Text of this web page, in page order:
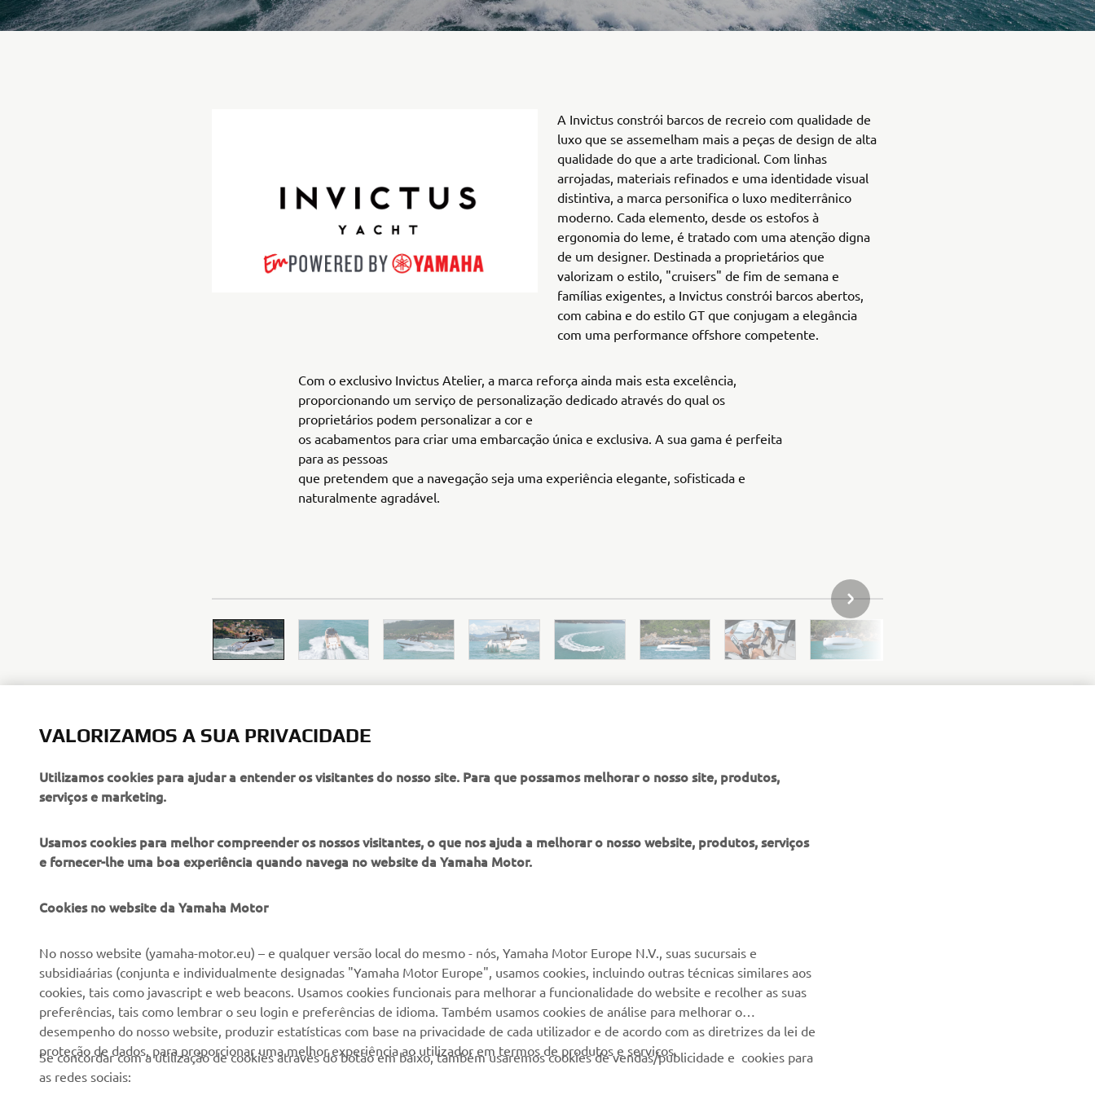
A Invictus constrói barcos de recreio com qualidade de
luxo que se assemelham mais a peças de design de alta
qualidade do que a arte tradicional. Com linhas
arrojadas, materiais refinados e uma identidade visual
distintiva, a marca personifica o luxo mediterrânico
moderno. Cada elemento, desde os estofos à
ergonomia do leme, é tratado com uma atenção digna
de um designer. Destinada a proprietários que
valorizam o estilo, "cruisers" de fim de semana e
famílias exigentes, a Invictus constrói barcos abertos,
com cabina e do estilo GT que conjugam a elegância
com uma performance offshore competente.
Com o exclusivo Invictus Atelier, a marca reforça ainda mais esta excelência,
proporcionando um serviço de personalização dedicado através do qual os
proprietários podem personalizar a cor e
os acabamentos para criar uma embarcação única e exclusiva. A sua gama é perfeita
para as pessoas
que pretendem que a navegação seja uma experiência elegante, sofisticada e
naturalmente agradável.
ARTIGO SEGUINTE NA GALERIA
EMPRESA
Notícias
Imprensa
Catálogos
Trabalhar na Yamaha
PARA EMPRESAS
NEO's Delivery
Sistemas eBike
Campos de golfe
Socorristas
Yamaha Music
Yamaha Racing
Yamaha Motor Global
Aplicações móveis
Serviço de Apoio ao
Cliente
Livro de reclamações
Catálogo de peças
novos lançamentos e muito mais
processamos os seus dados pessoais:
VALORIZAMOS A SUA PRIVACIDADE
Utilizamos cookies para ajudar a entender os visitantes do nosso site. Para que possamos melhorar o nosso site, produtos,
serviços e marketing.
Usamos cookies para melhor compreender os nossos visitantes, o que nos ajuda a melhorar o nosso website, produtos, serviços
e fornecer-lhe uma boa experiência quando navega no website da Yamaha Motor.
Cookies no website da Yamaha Motor
No nosso website (yamaha-motor.eu) – e qualquer versão local do mesmo - nós, Yamaha Motor Europe N.V., suas sucursais e
subsidiaárias (conjunta e individualmente designadas "Yamaha Motor Europe", usamos cookies, incluindo outras técnicas similares aos
cookies, tais como javascript e web beacons. Usamos cookies funcionais para melhorar a funcionalidade do website e recolher as suas
preferências, tais como lembrar o seu login e preferências de idioma. Também usamos cookies de análise para melhorar o
desempenho do nosso website, produzir estatísticas com base na privacidade de cada utilizador e de acordo com as diretrizes da lei de
proteção de dados, para proporcionar uma melhor experiência ao utilizador em termos de produtos e serviços.
Se concordar com a utilização de cookies através do botão em baixo, também usaremos cookies de vendas/publicidade e cookies para
as redes sociais: